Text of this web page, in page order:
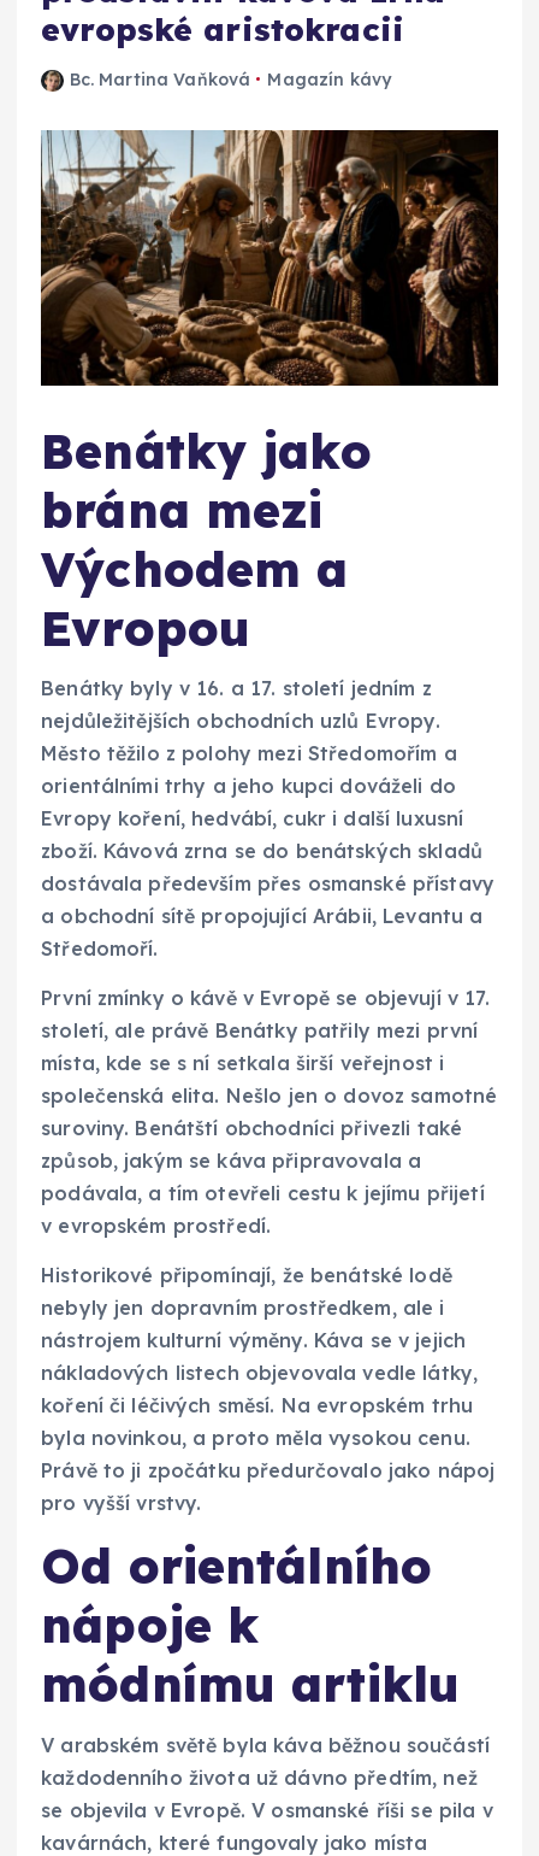
evropské aristokracii
Bc. Martina Vaňková Magazín kávy
Benátky jako
brána mezi
Východem a
Evropou
Benátky byly v 16. a 17. století jedním z
nejdůležitějších obchodních uzlů Evropy.
Město těžilo z polohy mezi Středomořím a
orientálními trhy a jeho kupci dováželi do
Evropy koření, hedvábí, cukr i další luxusní
zboží. Kávová zrna se do benátských skladů
dostávala především přes osmanské přístavy
a obchodní sítě propojující Arábii, Levantu a
Středomoří.
První zmínky o kávě v Evropě se objevují v 17.
století, ale právě Benátky patřily mezi první
místa, kde se s ní setkala širší veřejnost i
společenská elita. Nešlo jen o dovoz samotné
suroviny. Benátští obchodníci přivezli také
způsob, jakým se káva připravovala a
podávala, a tím otevřeli cestu k jejímu přijetí
v evropském prostředí.
Historikové připomínají, že benátské lodě
nebyly jen dopravním prostředkem, ale i
nástrojem kulturní výměny. Káva se v jejich
nákladových listech objevovala vedle látky,
koření či léčivých směsí. Na evropském trhu
byla novinkou, a proto měla vysokou cenu.
Právě to ji zpočátku předurčovalo jako nápoj
pro vyšší vrstvy.
Od orientálního
nápoje k
módnímu artiklu
V arabském světě byla káva běžnou součástí
každodenního života už dávno předtím, než
se objevila v Evropě. V osmanské říši se pila v
kavárnách, které fungovaly jako místa